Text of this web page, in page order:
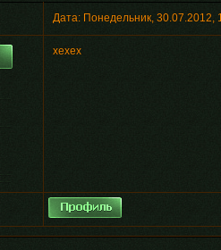
Дата: Понедельник,
хехех